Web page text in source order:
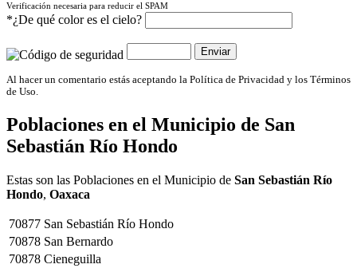
Verificación necesaria para reducir el SPAM
*¿De qué color es el cielo?
Al hacer un comentario estás aceptando la Política de Privacidad y los Términos
de Uso.
Poblaciones en el Municipio de San
Sebastián Río Hondo
Estas son las Poblaciones en el Municipio de San Sebastián Río
Hondo, Oaxaca
70877 San Sebastián Río Hondo
70878 San Bernardo
70878 Cieneguilla